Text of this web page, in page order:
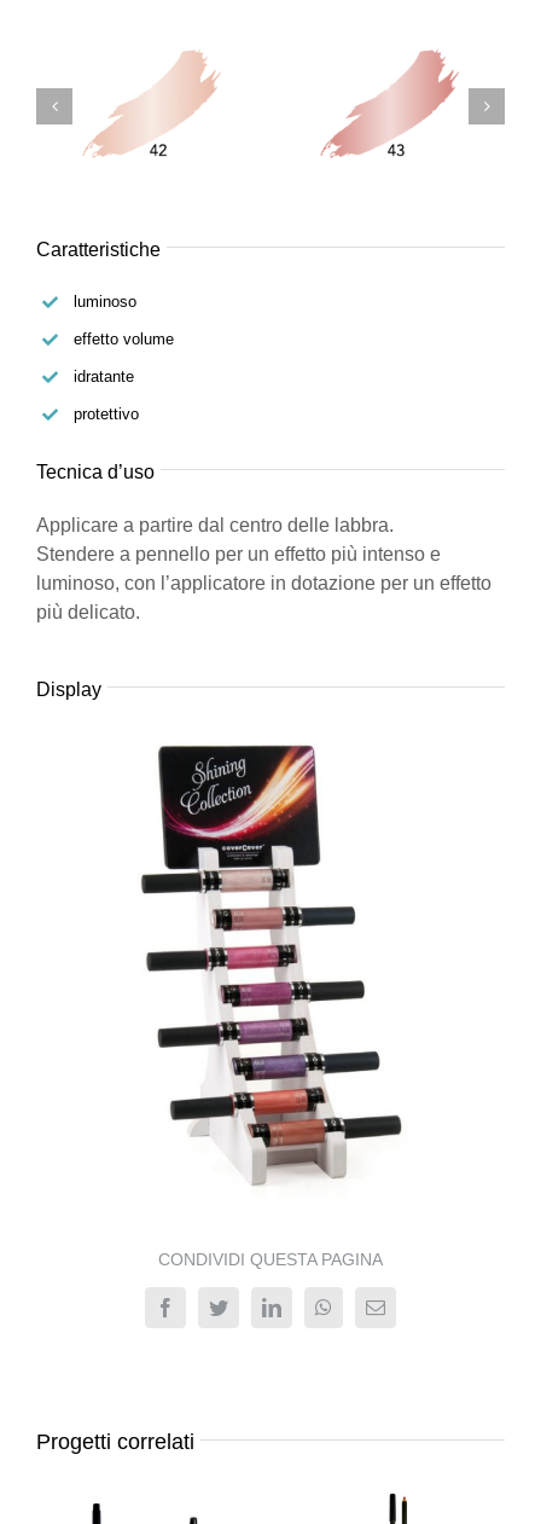
Caratteristiche
luminoso
effetto volume
idratante
protettivo
Tecnica d’uso
Applicare a partire dal centro delle labbra.
Stendere a pennello per un effetto più intenso e
luminoso, con l’applicatore in dotazione per un effetto
più delicato.
Display
CONDIVIDI QUESTA PAGINA
FacebookTwitterLinkedInWhatsApp
Email
Progetti correlati